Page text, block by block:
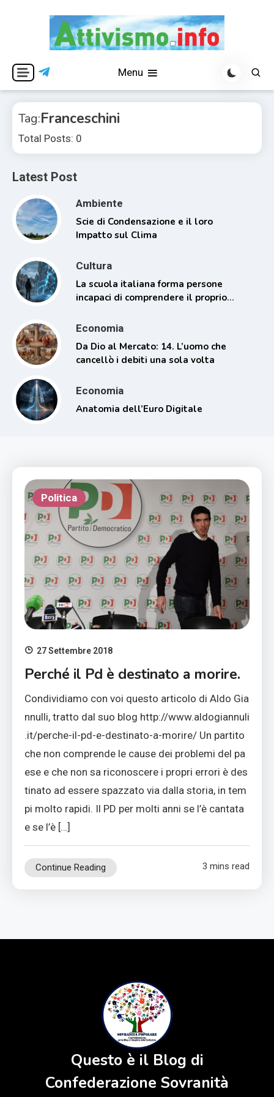
Attivismo.info
Menu
Tag:Franceschini
Total Posts: 0
Latest Post
Ambiente
Scie di Condensazione e il loro
Impatto sul Clima
Cultura
La scuola italiana forma persone
incapaci di comprendere il proprio
Economia
Da Dio al Mercato: 14. L’uomo che
cancellò i debiti una sola volta
Economia
Anatomia dell’Euro Digitale
Politica
27 Settembre 2018
Perché il Pd è destinato a morire.
Condividiamo con voi questo articolo di Aldo Gia
nnulli, tratto dal suo blog http://www.aldogiannuli
.it/perche-il-pd-e-destinato-a-morire/ Un partito
che non comprende le cause dei problemi del pa
ese e che non sa riconoscere i propri errori è des
tinato ad essere spazzato via dalla storia, in tem
pi molto rapidi. Il PD per molti anni se l’è cantata
e se l’è […]
Continue Reading 3 mins read
Questo è il Blog di
Confederazione Sovranità